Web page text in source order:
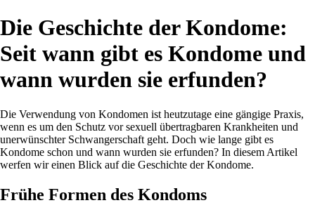
Die Geschichte der Kondome:
Seit wann gibt es Kondome und
wann wurden sie erfunden?
Die Verwendung von Kondomen ist heutzutage eine gängige Praxis,
wenn es um den Schutz vor sexuell übertragbaren Krankheiten und
unerwünschter Schwangerschaft geht. Doch wie lange gibt es
Kondome schon und wann wurden sie erfunden? In diesem Artikel
werfen wir einen Blick auf die Geschichte der Kondome.
Frühe Formen des Kondoms